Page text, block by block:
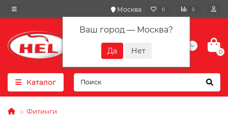
Москва
Ваш город — Москва?
0 0
+7(901) 417-10-01
0
Каталог
Фитинги